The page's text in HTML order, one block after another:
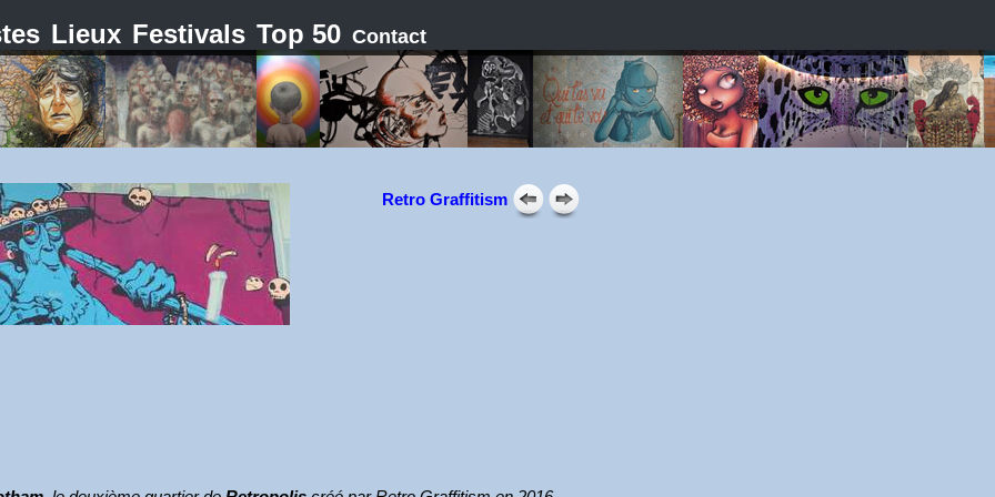
Lieux Festivals Top 50 Contact
Retro Graffitism